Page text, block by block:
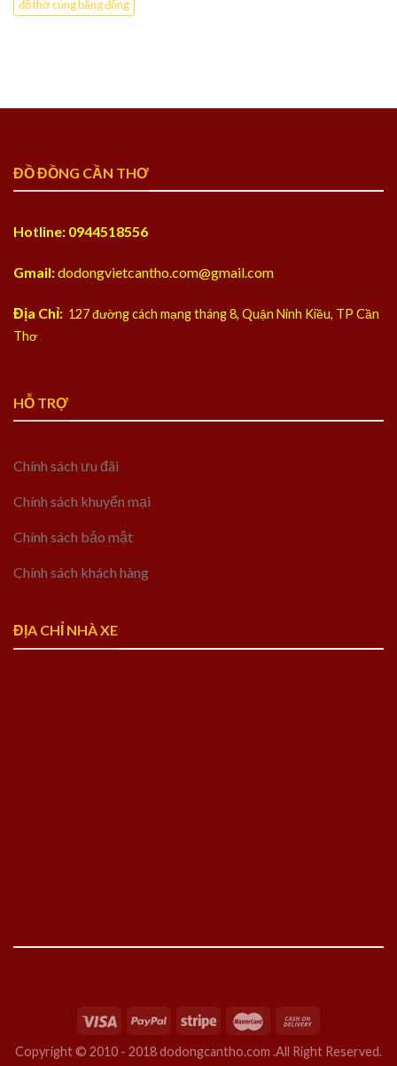
đồ thờ cúng bằng đồng
ĐỒ ĐỒNG CẦN THƠ
Hotline: 0944518556
Gmail:dodongvietcantho.com@gmail.com
Địa Chỉ: 127 đường cách mạng tháng 8, Quận Ninh Kiều, TP Cần
Thơ
HỖ TRỢ
Chính sách ưu đãi
Chính sách khuyến mại
Chính sách bảo mật
Chính sách khách hàng
ĐỊA CHỈ NHÀ XE
Copyright © 2010 - 2018 dodongcantho.com .All Right Reserved.